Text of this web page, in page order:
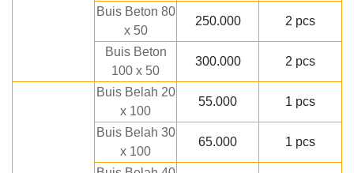
Buis Beton 80
x 50
250.000 2 pcs
Buis Beton
100 x 50
300.000 2 pcs
Buis Belah 20
x 100
55.000 1 pcs
Buis Belah 30
x 100
65.000 1 pcs